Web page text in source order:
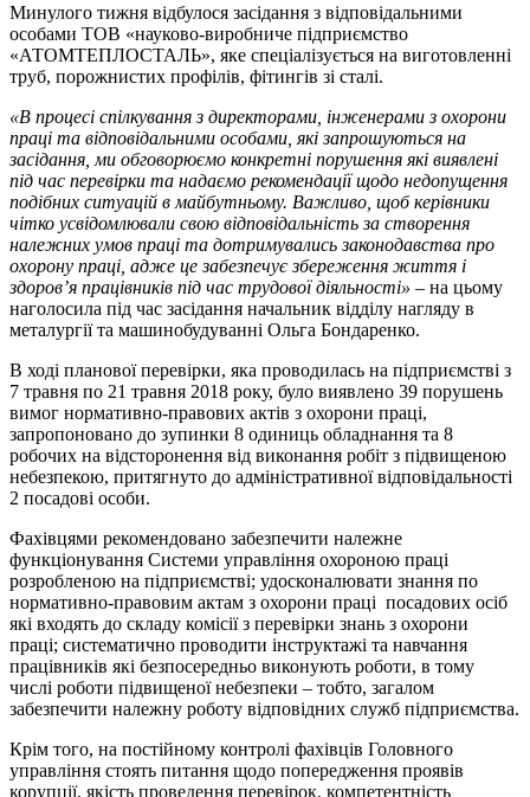
Минулого тижня відбулося засідання з відповідальними
особами ТОВ «науково-виробниче підприємство
«АТОМТЕПЛОСТАЛЬ», яке спеціалізується на виготовленні
труб, порожнистих профілів, фітингів зі сталі.
«В процесі спілкування з директорами, інженерами з охорони
праці та відповідальними особами, які запрошуються на
засідання, ми обговорюємо конкретні порушення які виявлені
під час перевірки та надаємо рекомендації щодо недопущення
подібних ситуацій в майбутньому. Важливо, щоб керівники
чітко усвідомлювали свою відповідальність за створення
належних умов праці та дотримувались законодавства про
охорону праці, адже це забезпечує збереження життя і
здоров’я працівників під час трудової діяльності» – на цьому
наголосила під час засідання начальник відділу нагляду в
металургії та машинобудуванні Ольга Бондаренко.
В ході планової перевірки, яка проводилась на підприємстві з
7 травня по 21 травня 2018 року, було виявлено 39 порушень
вимог нормативно-правових актів з охорони праці,
запропоновано до зупинки 8 одиниць обладнання та 8
робочих на відсторонення від виконання робіт з підвищеною
небезпекою, притягнуто до адміністративної відповідальності
2 посадові особи.
Фахівцями рекомендовано забезпечити належне
функціонування Системи управління охороною праці
розробленою на підприємстві; удосконалювати знання по
нормативно-правовим актам з охорони праці посадових осіб
які входять до складу комісії з перевірки знань з охорони
праці; систематично проводити інструктажі та навчання
працівників які безпосередньо виконують роботи, в тому
числі роботи підвищеної небезпеки – тобто, загалом
забезпечити належну роботу відповідних служб підприємства.
Крім того, на постійному контролі фахівців Головного
управління стоять питання щодо попередження проявів
корупції, якість проведення перевірок, компетентність